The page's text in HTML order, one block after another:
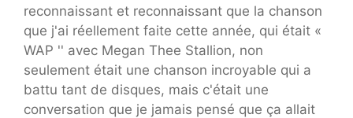
reconnaissant et reconnaissant que la chanson
que j'ai réellement faite cette année, qui était «
WAP '' avec Megan Thee Stallion, non
seulement était une chanson incroyable qui a
battu tant de disques, mais c'était une
conversation que je jamais pensé que ça allait